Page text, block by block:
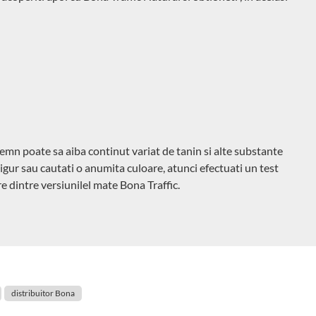
poate sa aiba continut variat de tanin si alte substante
sau cautati o anumita culoare, atunci efectuati un test
dintre versiunilel mate Bona Traffic.
distribuitor Bona